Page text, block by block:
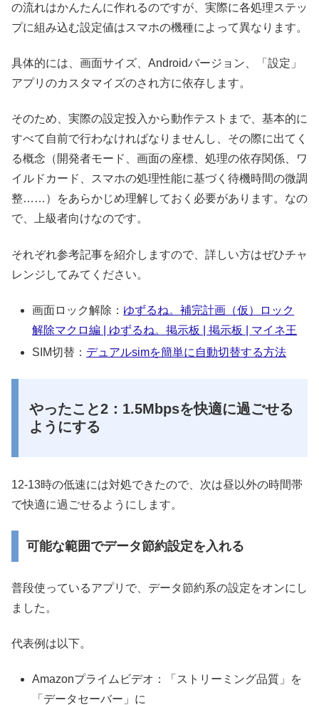
の流れはかんたんに作れるのですが、実際に各処理ステッ
プに組み込む設定値はスマホの機種によって異なります。
具体的には、画面サイズ、Androidバージョン、「設定」
アプリのカスタマイズのされ方に依存します。
そのため、実際の設定投入から動作テストまで、基本的に
すべて自前で行わなければなりませんし、その際に出てく
る概念（開発者モード、画面の座標、処理の依存関係、ワ
イルドカード、スマホの処理性能に基づく待機時間の微調
整……）をあらかじめ理解しておく必要があります。なの
で、上級者向けなのです。
それぞれ参考記事を紹介しますので、詳しい方はぜひチャ
レンジしてみてください。
画面ロック解除： ゆずるね。補完計画（仮）ロック
解除マクロ編 | ゆずるね。掲示板 | 掲示板 | マイネ王
SIM切替： デュアルsimを簡単に自動切替する方法
やったこと2：1.5Mbpsを快適に過ごせる
ようにする
12-13時の低速には対処できたので、次は昼以外の時間帯
で快適に過ごせるようにします。
可能な範囲でデータ節約設定を入れる
普段使っているアプリで、データ節約系の設定をオンにし
ました。
代表例は以下。
Amazonプライムビデオ：「ストリーミング品質」を
「データセーバー」に